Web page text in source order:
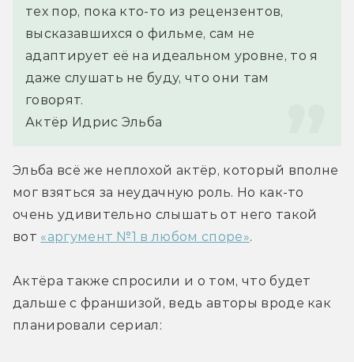
тех пор, пока кто-то из рецензентов,
высказавшихся о фильме, сам не
адаптирует её на идеальном уровне, то я
даже слушать не буду, что они там
говорят.
Актёр Идрис Эльба
Эльба всё же неплохой актёр, который вполне
мог взяться за неудачную роль. Но как-то
очень удивительно слышать от него такой
вот «аргумент №1 в любом споре».
Актёра также спросили и о том, что будет
дальше с франшизой, ведь авторы вроде как
планировали сериал: